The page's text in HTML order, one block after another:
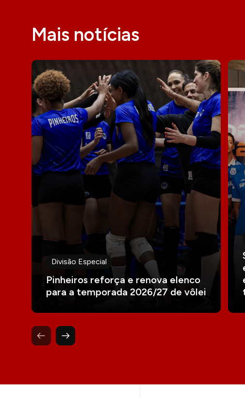
Mais notícias
Divisão Especial
Pinheiros reforça e renova elenco
para a temporada 2026/27 de vôlei